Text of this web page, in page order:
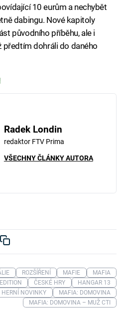
10 eurům a nechybět
dabingu. Nové kapitoly
původního příběhu, ale i
dohráli do daného
Radek Londin
redaktor FTV Prima
VŠECHNY ČLÁNKY AUTORA
ROZŠÍŘENÍ MAFIE
MAFIA
ČESKÉ HRY
HANGAR 13
HERNÍ NOVINKY
MAFIA: DOMOVINA
MAFIA: DOMOVINA – MUŽ CTI